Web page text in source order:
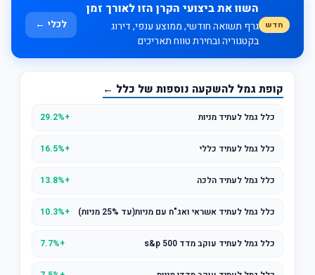
חדש
השוו את ביצועי הקרן הזו לאורך זמן
גרף תשואה חודשי, ממוצע ענפי, דירוג
בקטגוריה ובחירת טווח תאריכים
לכלי ←
קופת גמל להשקעה נוספות של כלל ←
כלל גמל לעתיד מניות +29.2%
כלל גמל לעתיד כללי +16.5%
כלל גמל לעתיד הלכה +13.8%
כלל גמל לעתיד אשראי ואג"ח עם מניות(עד 25% מניות) +10.3%
כלל גמל לעתיד עוקב מדד s&p 500 +7.7%